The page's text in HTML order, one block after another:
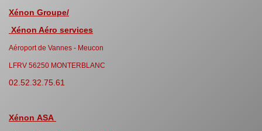
Xénon Groupe/
Xénon Aéro services
Aéroport de Vannes - Meucon
LFRV 56250 MONTERBLANC
02.52.32.75.61
Xénon ASA